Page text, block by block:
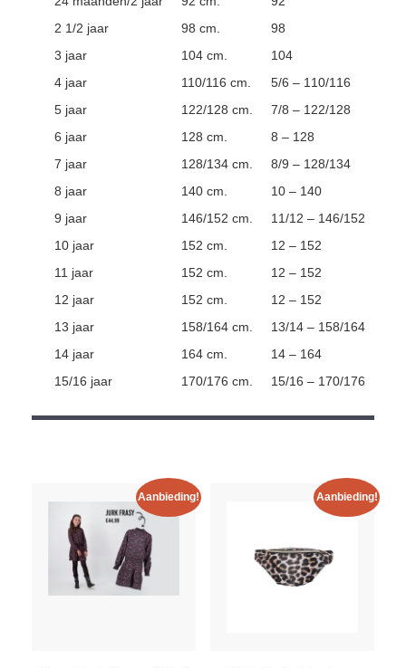
2 1/2 jaar
98 cm.
98
3 jaar
104 cm.
104
4 jaar
110/116 cm.
5/6 – 110/116
5 jaar
122/128 cm.
7/8 – 122/128
6 jaar
128 cm.
8 – 128
7 jaar
128/134 cm.
8/9 – 128/134
8 jaar
140 cm.
10 – 140
9 jaar
146/152 cm.
11/12 – 146/152
10 jaar
152 cm.
12 – 152
11 jaar
152 cm.
12 – 152
12 jaar
152 cm.
12 – 152
13 jaar
158/164 cm.
13/14 – 158/164
14 jaar
164 cm.
14 – 164
15/16 jaar
170/176 cm. 15/16 – 170/176
Aanbieding! Aanbieding!